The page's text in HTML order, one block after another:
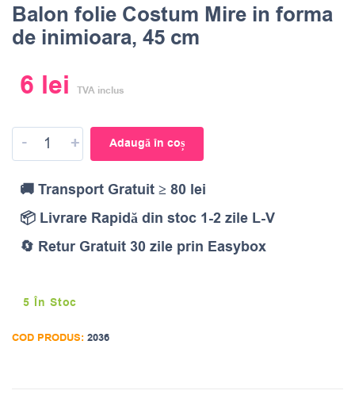
Balon folie Costum Mire in forma
de inimioara, 45 cm
6 lei TVA inclus
- + Adaugă în coș
🚚 Transport Gratuit ≥ 80 lei
📦 Livrare Rapidă din stoc 1-2 zile L-V
🔄 Retur Gratuit 30 zile prin Easybox
5 În Stoc
COD PRODUS: 2036